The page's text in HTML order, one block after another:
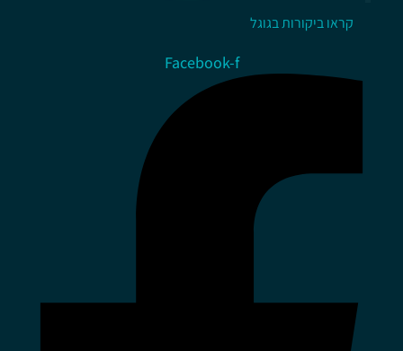
קראו ביקורות בגוגל
Facebook-f